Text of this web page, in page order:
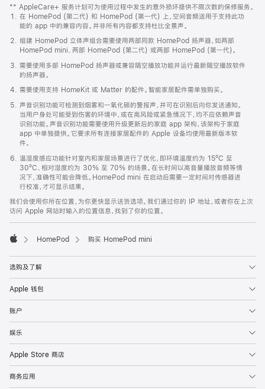
窗
口
中
打
开)
** AppleCare+ 服务计划可为使用过程中发生的意外损坏提供不限次数的保修服务。
在 HomePod (第二代) 和 HomePod (第一代) 上，空间音频适用于支持此功
能的 app 中的兼容内容。并非所有内容都支持杜比全景声。
组建 HomePod 立体声组合需要使用两部同款 HomePod 扬声器，如两部
HomePod mini、两部 HomePod (第二代) 或两部 HomePod (第一代)。
需要使用多部 HomePod 扬声器或兼容隔空播放功能并运行最新隔空播放软件
的扬声器。
需要使用支持 HomeKit 或 Matter 的配件。智能家居配件需单独购买。
声音识别功能可检测到烟雾和一氧化碳的警报声，并可在识别后向你发送通知。
当用户身处可能受到伤害的环境中，或在高风险或紧急情况下，均不应依赖声音
识别功能。声音识别功能需要使用升级更新后的家庭 app 架构，该架构于家庭
app 中单独提供。它要求所有连接家居配件的 Apple 设备均使用最新版本软
件。
温湿度感应功能针对室内和家居场景进行了优化，即环境温度约为 15ºC 至
30ºC、相对湿度约为 30% 至 70% 的场景。在长时间以高音量播放音频等情
况下，准确性可能会降低。HomePod mini 在启动后需要一定时间对传感器进
行校准，才可显示结果。
我们会使用你所在位置，为你更快显示送货选项。我们通过你的 IP 地址，或者你在上次
访问 Apple 网站时输入的位置信息，找到了你的位置。
HomePod 购买 HomePod mini
选购及了解
Apple 钱包
账户
娱乐
Apple Store 商店
商务应用